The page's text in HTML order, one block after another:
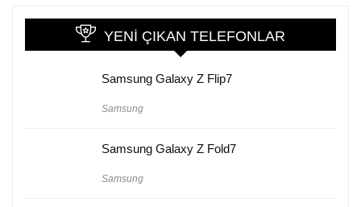
YENI ÇIKAN TELEFONLAR
Samsung Galaxy Z Flip7
Samsung
Samsung Galaxy Z Fold7
Samsung